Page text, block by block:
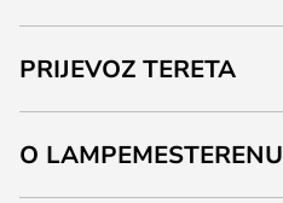
PRIJEVOZ TERETA
O LAMPEMESTERENU